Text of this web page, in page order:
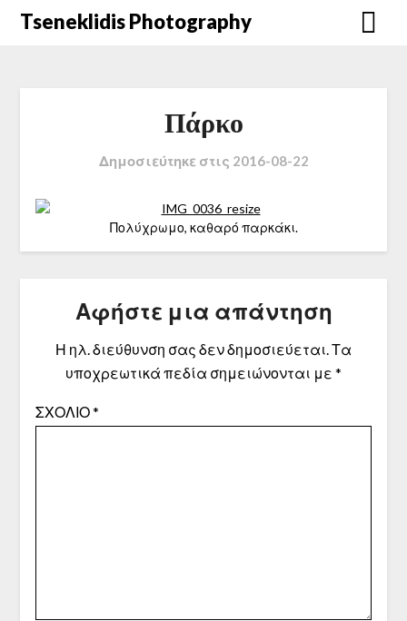
Μετάβαση
Tseneklidis Photography
Πάρκο
Δημοσιεύτηκε στις 2016-08-22
Πολύχρωμο, καθαρό παρκάκι.
Αφήστε μια απάντηση
Η ηλ. διεύθυνση σας δεν δημοσιεύεται.Τα
υποχρεωτικά πεδία σημειώνονται με *
ΣΧΌΛΙΟ*